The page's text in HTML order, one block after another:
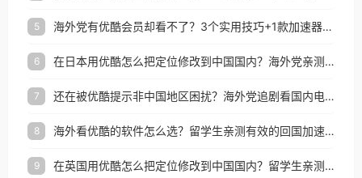
5 海外党有优酷会员却看不了？3个实用技巧+1款加速器解决追剧&金融APP难题
6 在日本用优酷怎么把定位修改到中国国内？海外党亲测有效的回国加速指南
7 还在被优酷提示非中国地区困扰？海外党追剧看国内电影的正确打开方式
8 海外看优酷的软件怎么选？留学生亲测有效的回国加速方案
9 在英国用优酷怎么把定位修改到中国国内？留学生亲测有效的回国加速方案